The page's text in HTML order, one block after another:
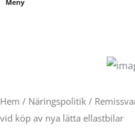
Hem / Näringspolitik /
vid köp av nya lätta ellastbilar